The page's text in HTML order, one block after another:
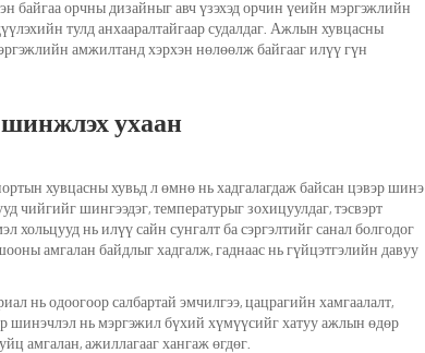
байгаа орчны дизайныг авч үзэхэд орчин үеийн мэргэжлийн
тулд анхааралтайгаар судалдаг. Ажлын хувцасны
амжилтанд хэрхэн нөлөөлж байгааг илүү гүн
шинжлэх ухаан
хувцасны хувьд л өмнө нь хадгалагдаж байсан цэвэр шинэ
чийгийг шингээдэг, температурыг зохицуулдаг, тэсвэрт
нь илүү сайн сунгалт ба сэргэлтийг санал болгодог
амгалан байдлыг хадгалж, гаднаас нь гүйцэтгэлийн давуу
нь одоогоор салбартай эмчилгээ, цацрагийн хамгаалалт,
шинэчлэл нь мэргэжил бүхий хүмүүсийг хатуу ажлын өдөр
амгалан, ажиллагааг хангаж өгдөг.